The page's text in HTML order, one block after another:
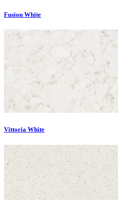
Fusion White
Vittoria White